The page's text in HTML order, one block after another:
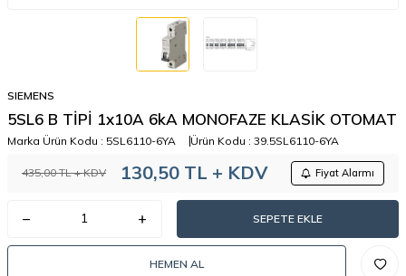
SIEMENS
5SL6 B TİPİ 1x10A 6kA MONOFAZE KLASİK OTOMAT
Marka Ürün Kodu : 5SL6110-6YA Ürün Kodu : 39.5SL6110-6YA
435,00TL + KDV 130,50 TL + KDV Fiyat Alarmı
SEPETE EKLE
HEMEN AL